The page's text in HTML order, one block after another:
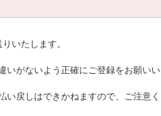
いたします。
いがないよう正確にご登録をお願いい
い戻しはできかねますので、ご注意く